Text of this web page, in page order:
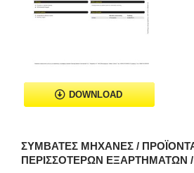
DOWNLOAD
ΣΥΜΒΑΤΈΣ ΜΗΧΑΝΈΣ /
ΠΕΡΙΣΣΌΤΕΡΩΝ ΕΞΑΡΤΗΜΆΤΩΝ